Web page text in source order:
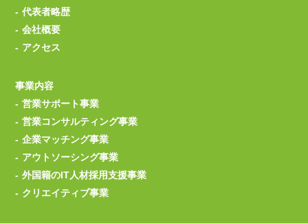
代表者略歴
会社概要
アクセス
事業内容
営業サポート事業
営業コンサルティング事業
企業マッチング事業
アウトソーシング事業
外国籍のIT人材採用支援事業
クリエイティブ事業